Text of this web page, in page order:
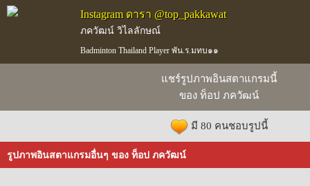
Instagram ดารา @top_pakkawat
ภควัฒน์ วิไลลักษณ์
Badminton Thailand Player พัน.ร.มทบ๑๑
แชร์รูปภาพอินสตาแกรมนี้
ของ ท็อป ภควัฒน์
มี 80 คนชอบรูปนี้
รูปภาพอินสตาแกรมอื่นๆ ของ ท็อป ภควัฒน์